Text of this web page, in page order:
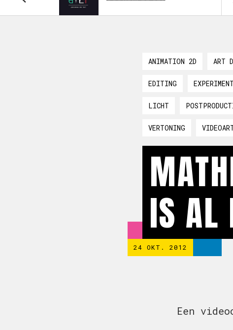
ANIMATION 2D ART
EDITING
LICHT
VERTONING
IS AL
24 OKT. 2012
Een